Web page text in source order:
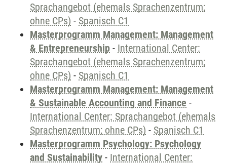
Sprachangebot (ehemals Sprachenzentrum;
ohne CPs) - Spanisch C1
Masterprogramm Management: Management
& Entrepreneurship - International Center:
Sprachangebot (ehemals Sprachenzentrum;
ohne CPs) - Spanisch C1
Masterprogramm Management: Management
& Sustainable Accounting and Finance -
International Center: Sprachangebot (ehemals
Sprachenzentrum; ohne CPs) - Spanisch C1
Masterprogramm Psychology: Psychology
and Sustainability - International Center: